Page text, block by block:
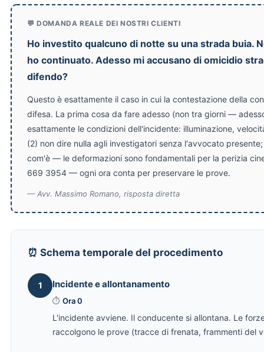
💬 DOMANDA REALE DEI NOSTRI CLIENTI
Ho investito qualcuno di notte su una strada buia.
ho continuato. Adesso mi accusano di omicidio
difendo?
Questo è esattamente il caso in cui la contestazione della
difesa. La prima cosa da fare adesso (non tra giorni —
esattamente le condizioni dell'incidente: illuminazione,
(2) non dire nulla agli investigatori senza l'avvocato
com'è — le deformazioni sono fondamentali per la perizia
669 3954 — ogni ora conta per preservare le prove.
— Avv. Massimo Romano, risposta diretta
⏰ Schema temporale del procedimento
1 Incidente e allontanamento
⏱ Ora 0
L'incidente avviene. Il conducente si allontana. Le
raccolgono le prove (tracce di frenata, frammenti del